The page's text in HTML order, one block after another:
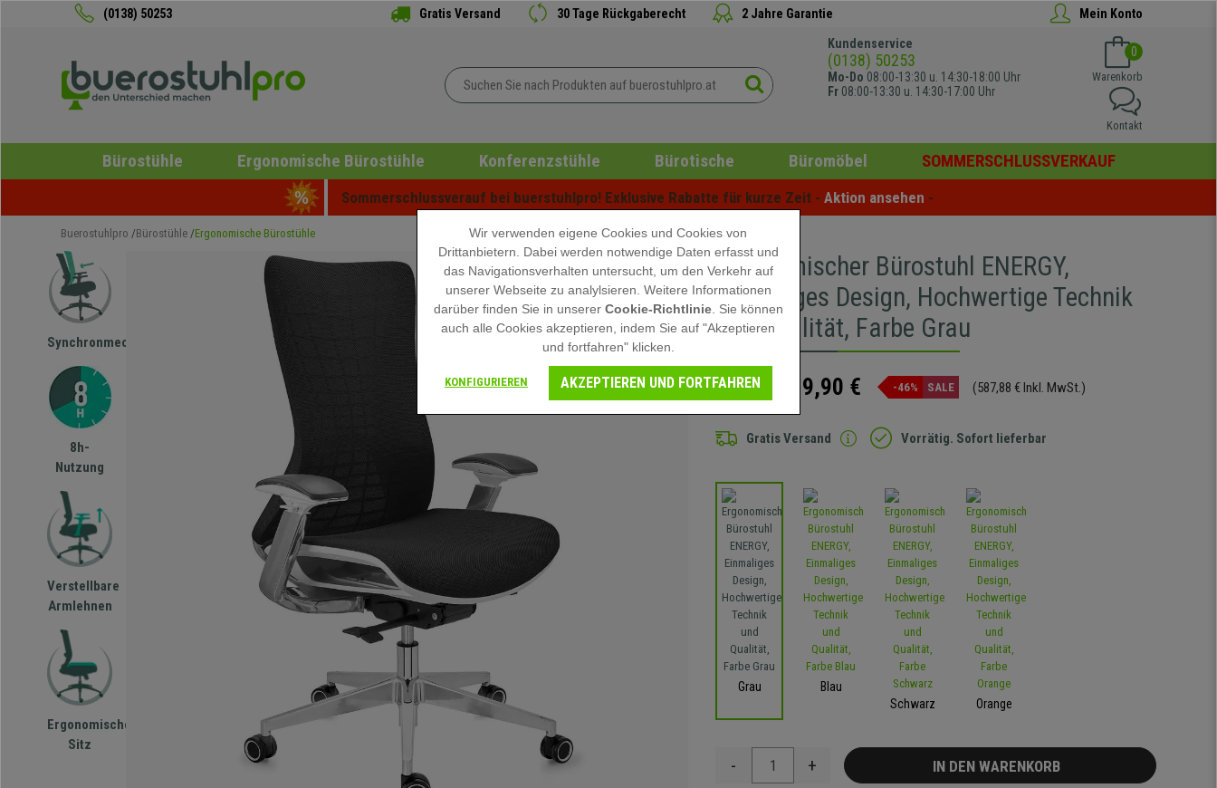
(0138) 50253 Gratis Versand 30 Tage Rückgaberecht 2 Jahre Garantie Mein Konto
Kundenservice
(0138) 50253
Mo-Do 08:00-13:30 u. 14:30-18:00 Uhr
Fr 08:00-13:30 u. 14:30-17:00 Uhr
0
Warenkorb
Kontakt
Bürostühle Ergonomische Bürostühle Konferenzstühle Bürotische Büromöbel SOMMERSCHLUSSVERKAUF
Sommerschlussverauf bei buerstuhlpro! Exklusive Rabatte für kurze Zeit - Aktion ansehen -
Buerostuhlpro Bürostühle Ergonomische Bürostühle
Synchronmechanik
8h-
Nutzung
Verstellbare
Armlehnen
Ergonomischer
Sitz
Ergonomischer Bürostuhl ENERGY,
Einmaliges Design, Hochwertige Technik
und Qualität, Farbe Grau
899,90 € 489,90 € -46% SALE (587,88 € Inkl. MwSt.)
Gratis Versand Vorrätig. Sofort lieferbar
Grau
Blau
Schwarz
Orange
- + IN DEN WARENKORB
Wir verwenden eigene Cookies und Cookies von
Drittanbietern. Dabei werden notwendige Daten erfasst und
das Navigationsverhalten untersucht, um den Verkehr auf
unserer Webseite zu analylsieren. Weitere Informationen
darüber finden Sie in unserer Cookie-Richtlinie. Sie können
auch alle Cookies akzeptieren, indem Sie auf "Akzeptieren
und fortfahren" klicken.
KONFIGURIEREN AKZEPTIEREN UND FORTFAHREN